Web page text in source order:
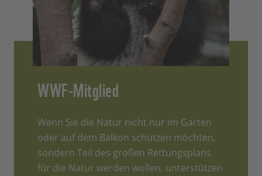
WWF-Mitglied
Wenn Sie die Natur nicht nur im Garten
oder auf dem Balkon schützen möchten,
sondern Teil des großen Rettungsplans
für die Natur werden wollen, unterstützen